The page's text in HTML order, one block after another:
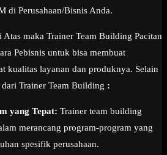
di Perusahaan/Bisnis Anda.
Atas maka Trainer Team Building Pacitan
Pebisnis untuk bisa membuat
kualitas layanan dan produknya. Selain
Trainer Team Building :
yang Tepat: Trainer team building
merancang program-program yang
spesifik perusahaan.